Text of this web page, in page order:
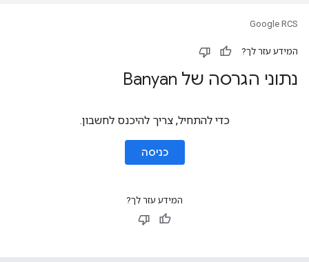
Google RCS
המידע עזר לך?
נתוני הגרסה של Banyan
כדי להתחיל, צריך להיכנס לחשבון.
כניסה
המידע עזר לך?